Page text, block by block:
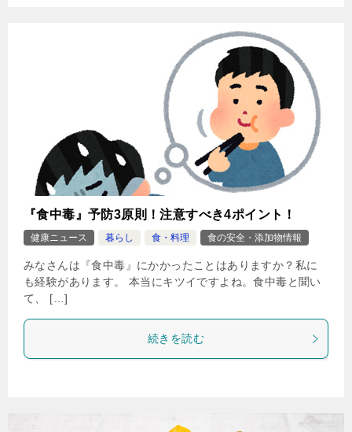
『食中毒』予防3原則！注意すべき4ポイント！
健康ニュース 暮らし 食・料理 食の安全・添加物情報
みなさんは『食中毒』にかかったことはありますか？私に
も経験があります。 本当にキツイですよね。食中毒と聞い
て、 […]
続きを読む